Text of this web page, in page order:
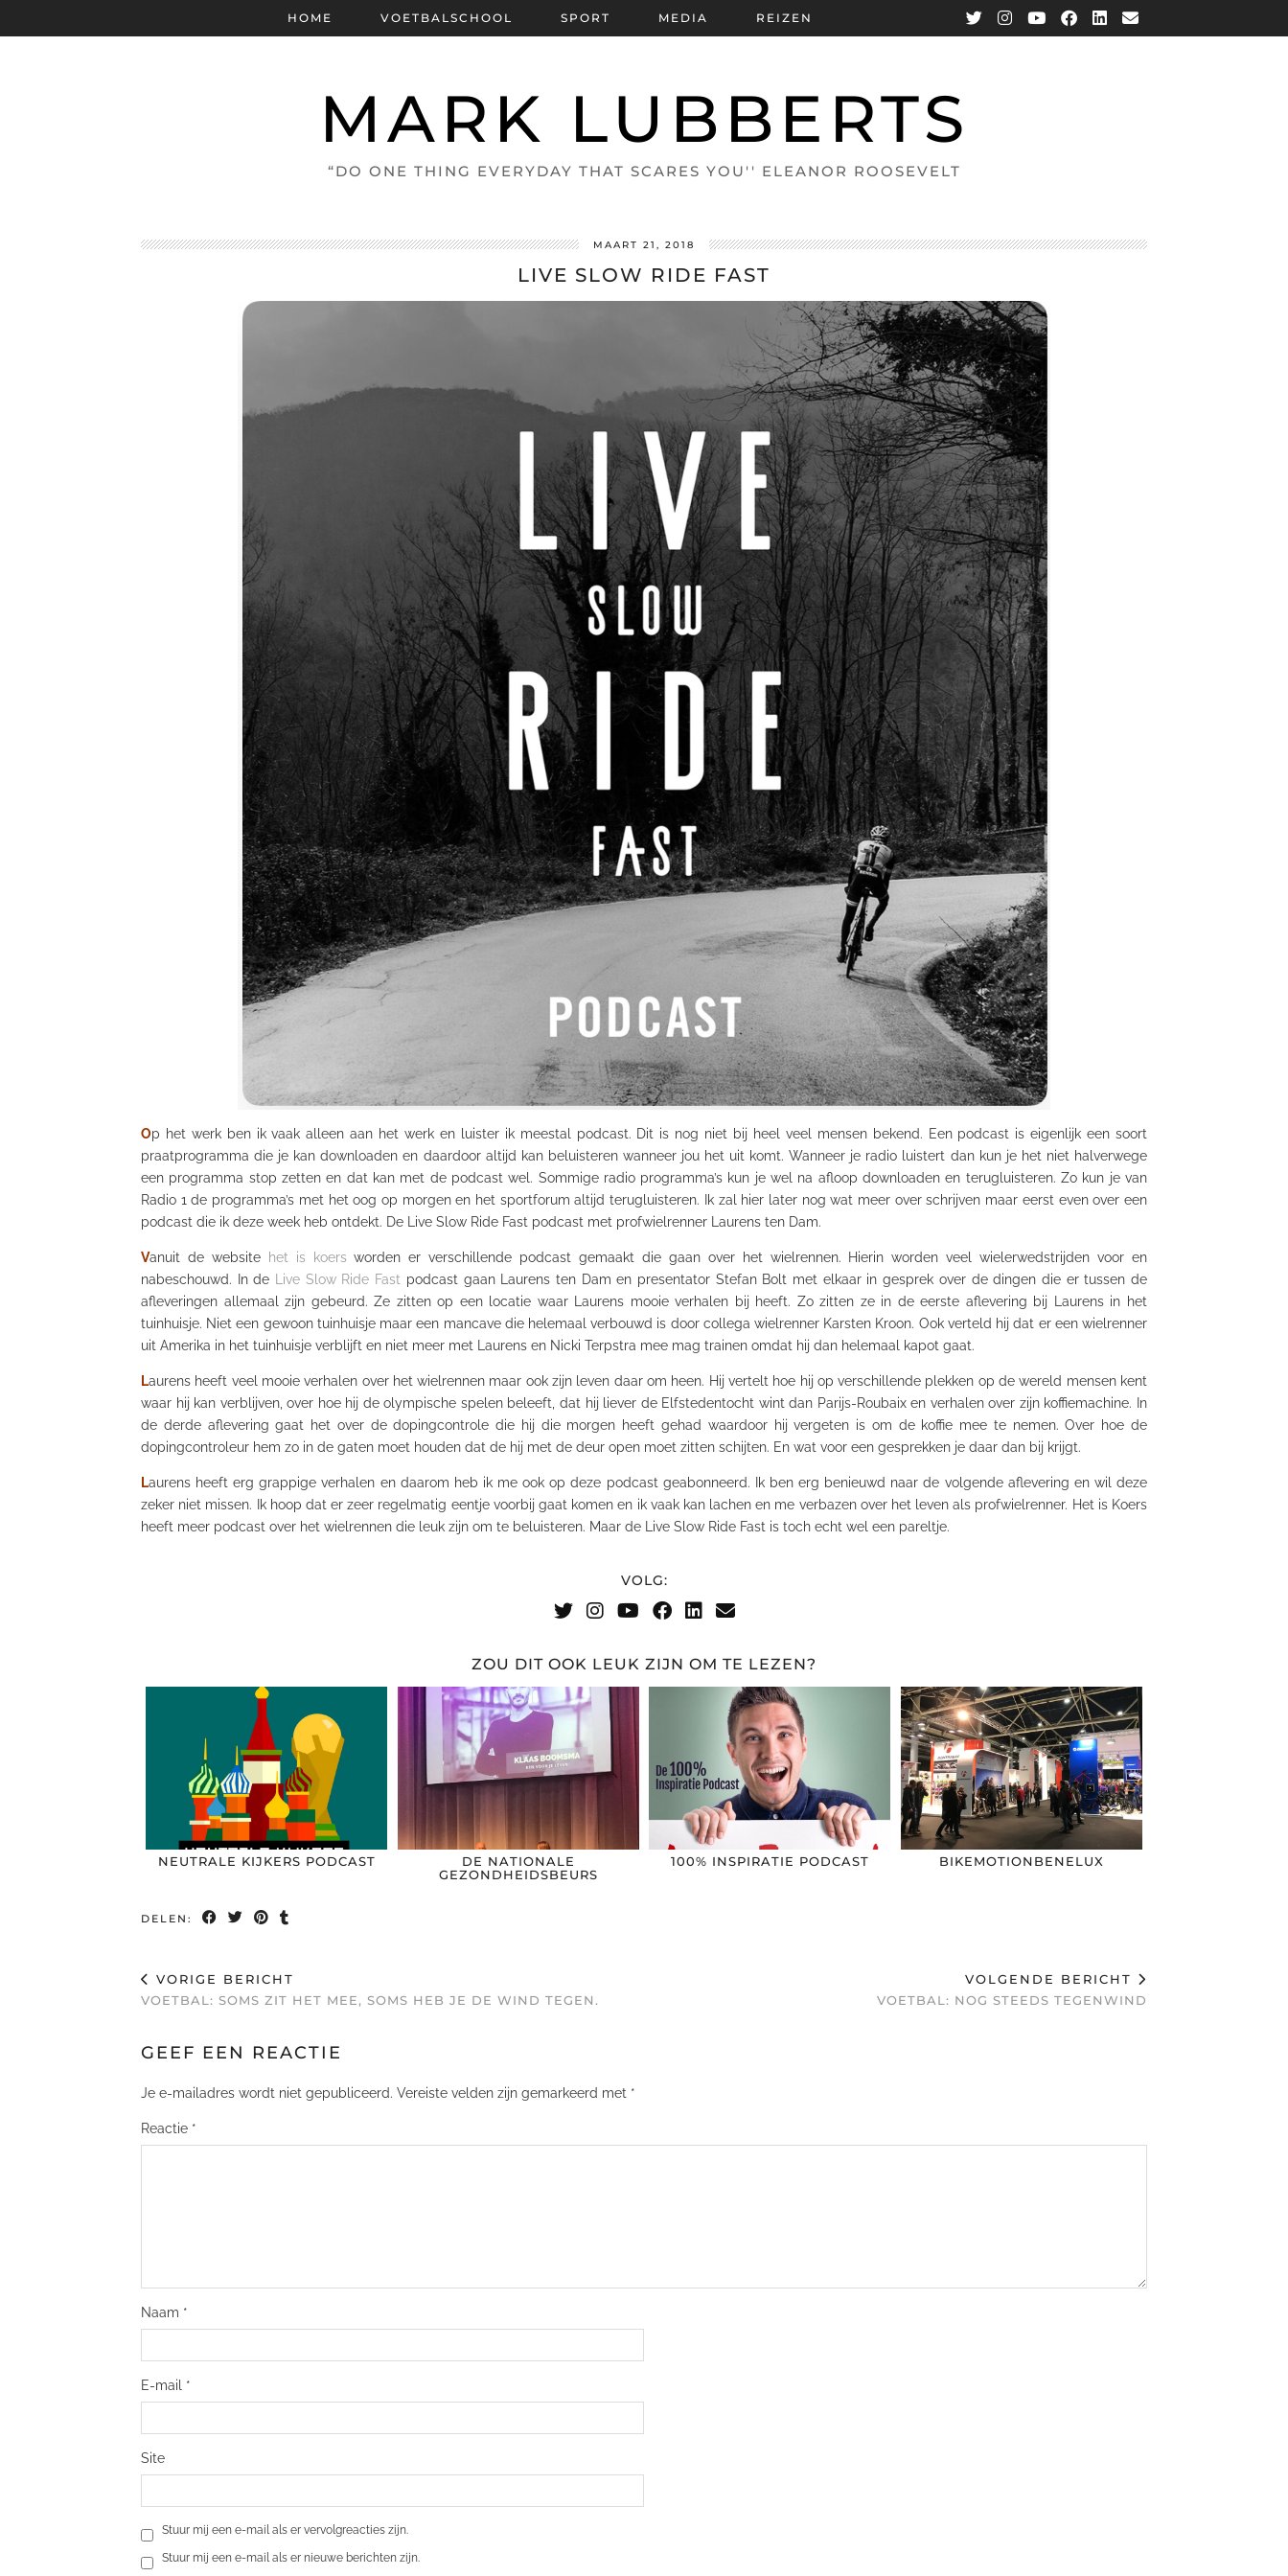
MARK LUBBERTS
“DO ONE THING EVERYDAY THAT SCARES YOU'' ELEANOR ROOSEVELT
HOME VOETBALSCHOOL SPORT MEDIA REIZEN
MAART 21, 2018
LIVE SLOW RIDE FAST
Op het werk ben ik vaak alleen aan het werk en luister ik meestal podcast. Dit is nog niet bij heel veel mensen bekend. Een podcast is eigenlijk een soort
praatprogramma die je kan downloaden en daardoor altijd kan beluisteren wanneer jou het uit komt. Wanneer je radio luistert dan kun je het niet halverwege
een programma stop zetten en dat kan met de podcast wel. Sommige radio programma’s kun je wel na afloop downloaden en terugluisteren. Zo kun je van
Radio 1 de programma’s met het oog op morgen en het sportforum altijd terugluisteren. Ik zal hier later nog wat meer over schrijven maar eerst even over een
podcast die ik deze week heb ontdekt. De Live Slow Ride Fast podcast met profwielrenner Laurens ten Dam.
Vanuit de website het is koers worden er verschillende podcast gemaakt die gaan over het wielrennen. Hierin worden veel wielerwedstrijden voor en
nabeschouwd. In de Live Slow Ride Fast podcast gaan Laurens ten Dam en presentator Stefan Bolt met elkaar in gesprek over de dingen die er tussen de
afleveringen allemaal zijn gebeurd. Ze zitten op een locatie waar Laurens mooie verhalen bij heeft. Zo zitten ze in de eerste aflevering bij Laurens in het
tuinhuisje. Niet een gewoon tuinhuisje maar een mancavedie helemaal verbouwd is door collega wielrenner Karsten Kroon. Ook verteld hij dat er een wielrenner
uit Amerika in het tuinhuisje verblijft en niet meer met Laurens en Nicki Terpstra mee mag trainen omdat hij dan helemaal kapot gaat.
Laurens heeft veel mooie verhalen over het wielrennen maar ook zijn leven daar om heen. Hij vertelt hoe hij op verschillende plekken op de wereld mensen kent
waar hij kan verblijven, over hoe hij de olympische spelen beleeft, dat hij liever de Elfstedentocht wint dan Parijs-Roubaixen verhalen over zijn koffiemachine. In
de derde aflevering gaat het over de dopingcontrole die hij die morgen heeft gehad waardoor hij vergeten is om de koffie mee te nemen. Over hoe de
dopingcontroleur hem zo in de gaten moet houden dat de hij met de deur open moet zitten schijten. En wat voor een gesprekken je daar dan bij krijgt.
Laurens heeft erg grappige verhalen en daarom heb ik me ook op deze podcast geabonneerd. Ik ben erg benieuwd naar de volgende aflevering en wil deze
zeker niet missen. Ik hoop dat er zeer regelmatig eentje voorbij gaat komen en ik vaak kan lachen en me verbazen over het leven als profwielrenner. Het is Koers
heeft meer podcast over het wielrennen die leuk zijn om te beluisteren. Maar de Live Slow Ride Fast is toch echt wel een pareltje.
VOLG:
ZOU DIT OOK LEUK ZIJN OM TE LEZEN?
NEUTRALE KIJKERS PODCAST
DE NATIONALE
GEZONDHEIDSBEURS
100% INSPIRATIE PODCAST BIKEMOTIONBENELUX
DELEN:
VORIGE BERICHT
VOETBAL: SOMS ZIT HET MEE, SOMS HEB JE DE WIND TEGEN.
VOLGENDE BERICHT
VOETBAL: NOG STEEDS TEGENWIND
GEEF EEN REACTIE
Je e-mailadres wordt niet gepubliceerd. Vereiste velden zijn gemarkeerd met *
Reactie *
Naam *
E-mail *
Site
Stuur mij een e-mail als er vervolgreacties zijn.
Stuur mij een e-mail als er nieuwe berichten zijn.